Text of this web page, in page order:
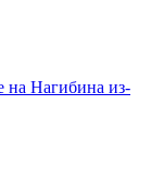
на Нагибина из-